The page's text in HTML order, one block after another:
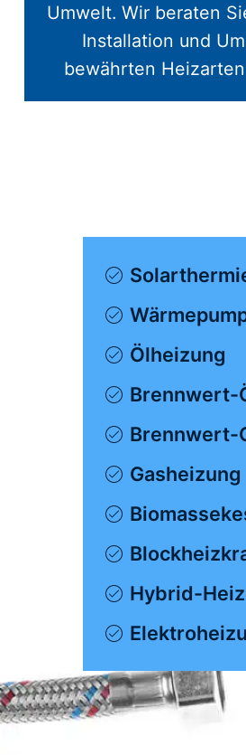
Umwelt. Wir beraten
Installation und
bewährten
Ölheizung
Brennwert-
Brennwert-
Gasheizung
Hybrid-